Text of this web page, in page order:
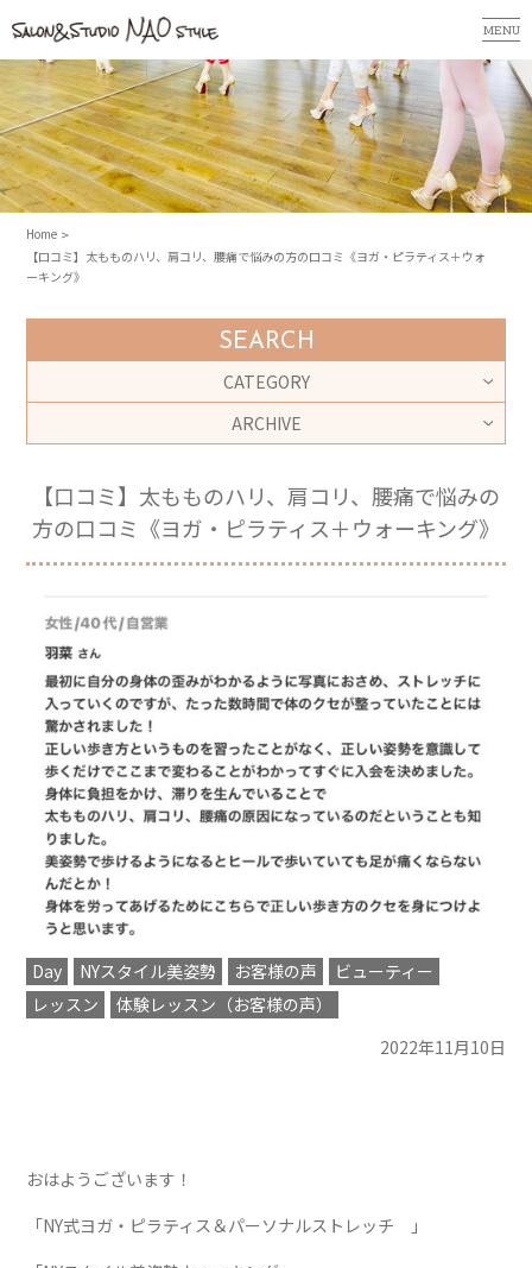
MENU
Home
【口コミ】太もものハリ、肩コリ、腰痛で悩みの方の口コミ《ヨガ・ピラティス＋ウォ
ーキング》
SEARCH
CATEGORY
ARCHIVE
【口コミ】太もものハリ、肩コリ、腰痛で悩みの
方の口コミ《ヨガ・ピラティス＋ウォーキング》
Day NYスタイル美姿勢 お客様の声
ビューティー
レッスン
体験レッスン（お客様の声）
2022年11月10日
おはようございます！
「NY式ヨガ・ピラティス＆パーソナルストレッチ 」